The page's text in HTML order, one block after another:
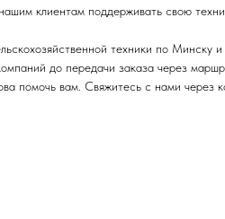
клиентам поддерживать свою
техники по
до передачи заказа через
помочь вам. Свяжитесь с нами через